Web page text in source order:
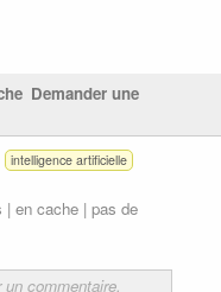
Demander une
intelligence artificielle
| en cache | pas de